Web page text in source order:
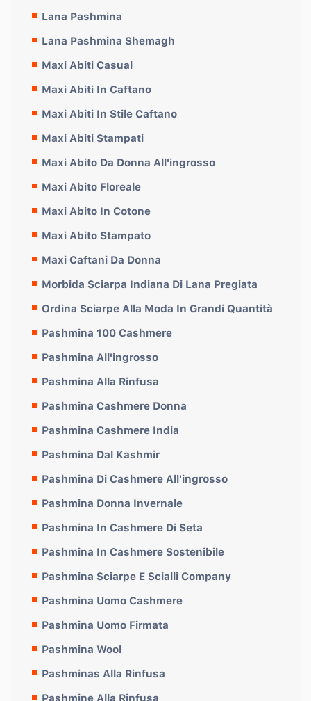
Lana Pashmina
Lana Pashmina Shemagh
Maxi Abiti Casual
Maxi Abiti In Caftano
Maxi Abiti In Stile Caftano
Maxi Abiti Stampati
Maxi Abito Da Donna All'ingrosso
Maxi Abito Floreale
Maxi Abito In Cotone
Maxi Abito Stampato
Maxi Caftani Da Donna
Morbida Sciarpa Indiana Di Lana Pregiata
Ordina Sciarpe Alla Moda In Grandi Quantità
Pashmina 100 Cashmere
Pashmina All'ingrosso
Pashmina Alla Rinfusa
Pashmina Cashmere Donna
Pashmina Cashmere India
Pashmina Dal Kashmir
Pashmina Di Cashmere All'ingrosso
Pashmina Donna Invernale
Pashmina In Cashmere Di Seta
Pashmina In Cashmere Sostenibile
Pashmina Sciarpe E Scialli Company
Pashmina Uomo Cashmere
Pashmina Uomo Firmata
Pashmina Wool
Pashminas Alla Rinfusa
Pashmine Alla Rinfusa